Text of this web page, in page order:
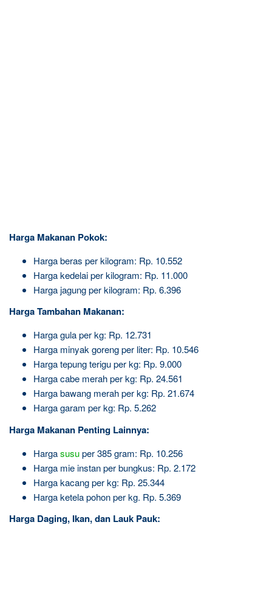
Harga Makanan Pokok:
Harga beras per kilogram: Rp. 10.552
Harga kedelai per kilogram: Rp. 11.000
Harga jagung per kilogram: Rp. 6.396
Harga Tambahan Makanan:
Harga gula per kg: Rp. 12.731
Harga minyak goreng per liter: Rp. 10.546
Harga tepung terigu per kg: Rp. 9.000
Harga cabe merah per kg: Rp. 24.561
Harga bawang merah per kg: Rp. 21.674
Harga garam per kg: Rp. 5.262
Harga Makanan Penting Lainnya:
Hargasusuper 385 gram: Rp. 10.256
Harga mie instan per bungkus: Rp. 2.172
Harga kacang per kg: Rp. 25.344
Harga ketela pohon per kg. Rp. 5.369
Harga Daging, Ikan, dan Lauk Pauk: